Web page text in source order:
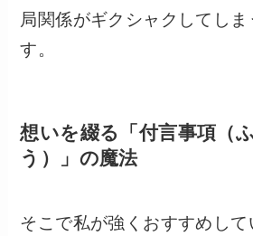
局関係がギクシャクしてしま
す。
想いを綴る「付言事項（
う）」の魔法
そこで私が強くおすすめして